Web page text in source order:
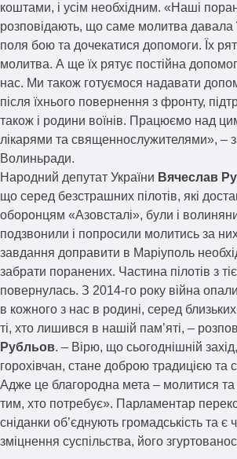
коштами, і усім необхідним. «Наші
розповідають, що саме молитва давала
поля бою та дочекатися допомоги. Їх
молитва. А ще їх рятує постійна
нас. Ми також готуємося надавати
після їхнього повернення з фронту,
також і родини воїнів. Працюємо над
лікарями та священнослужителями», –
Волиньради.
Народний депутат України Вячеслав
що серед безстрашних пілотів, які
оборонцям «Азовсталі», були і
подзвонили і попросили молитись за
завдання доправити в Маріуполь
забрати поранених. Частина пілотів з
повернулась. З 2014-го року війна
в кожного з нас в родині, серед
ті, хто лишився в нашій пам’яті, –
Рубльов. – Вірю, що сьогоднішній
горохівчан, стане доброю традицією та
Адже це благородна мета – молитися та
тим, хто потребує». Парламентар
сніданки об’єднують громадськість та
зміцнення суспільства, його